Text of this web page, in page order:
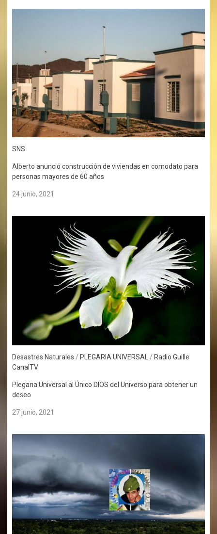
SNS
Alberto anunció construcción de viviendas en comodato para
personas mayores de 60 años
24 junio, 2021
Desastres Naturales / PLEGARIA UNIVERSAL/ Radio Guille
CanalTV
Plegaria Universal al Único DIOS del Universo para obtener un
deseo
27 junio, 2021